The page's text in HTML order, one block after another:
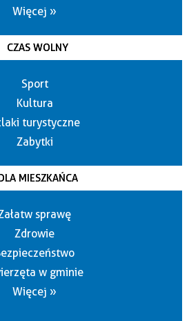
Więcej »
CZAS WOLNY
Sport
Kultura
turystyczne
Zabytki
DLA MIESZKAŃCA
sprawę
Zdrowie
w gminie
Więcej »